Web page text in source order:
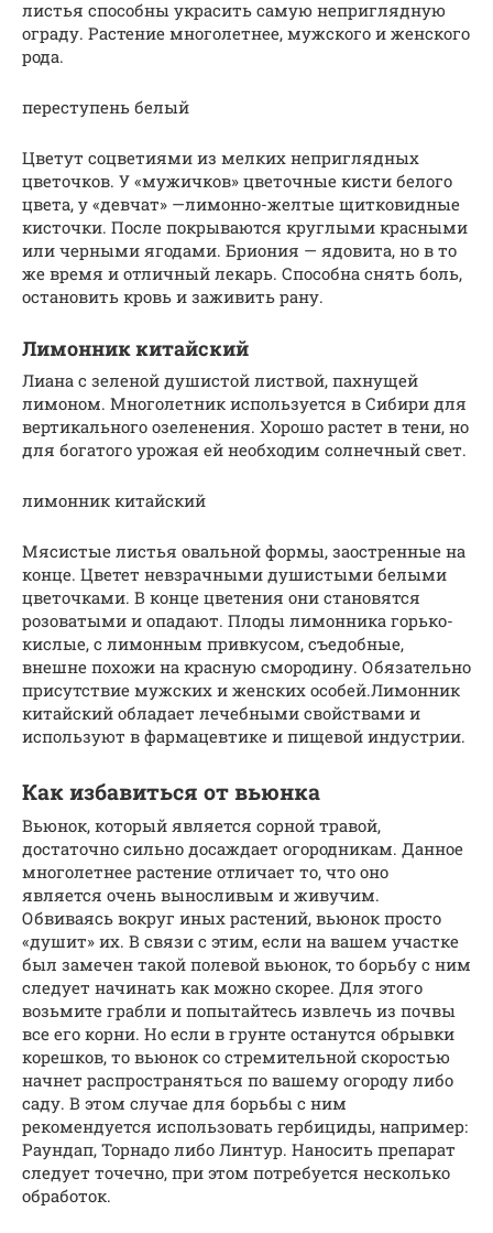
листья способны украсить самую неприглядную
ограду. Растение многолетнее, мужского и женского
рода.
переступень белый
Цветут соцветиями из мелких неприглядных
цветочков. У «мужичков» цветочные кисти белого
цвета, у «девчат» —лимонно-желтые щитковидные
кисточки. После покрываются круглыми красными
или черными ягодами. Бриония — ядовита, но в то
же время и отличный лекарь. Способна снять боль,
остановить кровь и заживить рану.
Лимонник китайский
Лиана с зеленой душистой листвой, пахнущей
лимоном. Многолетник используется в Сибири для
вертикального озеленения. Хорошо растет в тени, но
для богатого урожая ей необходим солнечный свет.
лимонник китайский
Мясистые листья овальной формы, заостренные на
конце. Цветет невзрачными душистыми белыми
цветочками. В конце цветения они становятся
розоватыми и опадают. Плоды лимонника горько-
кислые, с лимонным привкусом, съедобные,
внешне похожи на красную смородину. Обязательно
присутствие мужских и женских особей.Лимонник
китайский обладает лечебными свойствами и
используют в фармацевтике и пищевой индустрии.
Как избавиться от вьюнка
Вьюнок, который является сорной травой,
достаточно сильно досаждает огородникам. Данное
многолетнее растение отличает то, что оно
является очень выносливым и живучим.
Обвиваясь вокруг иных растений, вьюнок просто
«душит» их. В связи с этим, если на вашем участке
был замечен такой полевой вьюнок, то борьбу с ним
следует начинать как можно скорее. Для этого
возьмите грабли и попытайтесь извлечь из почвы
все его корни. Но если в грунте останутся обрывки
корешков, то вьюнок со стремительной скоростью
начнет распространяться по вашему огороду либо
саду. В этом случае для борьбы с ним
рекомендуется использовать гербициды, например:
Раундап, Торнадо либо Линтур. Наносить препарат
следует точечно, при этом потребуется несколько
обработок.